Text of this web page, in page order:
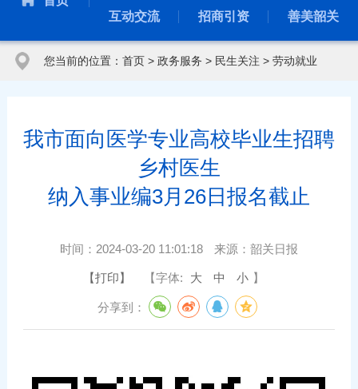
互动交流 招商引资 善美韶关
您当前的位置： 首页> 政务服务 > 民生关注 > 劳动就业
我市面向医学专业高校毕业生招聘
乡村医生
纳入事业编3月26日报名截止
时间： 2024-03-20 11:01:18 来源： 韶关日报
【打印】 【字体: 大 中 小 】
分享到：